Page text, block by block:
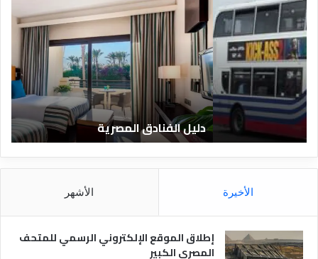
ل
ي
ل
ا
ن
ا
ق
ا
ل
ر
ة
دليل الفنادق المصرية
ق
و
الأخيرة الأشهر
إطلاق الموقع الإلكتروني الرسمي للمتحف
المصري الكبير